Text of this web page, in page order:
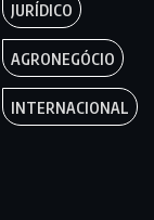
JURÍDICO
AGRONEGÓCIO
INTERNACIONAL